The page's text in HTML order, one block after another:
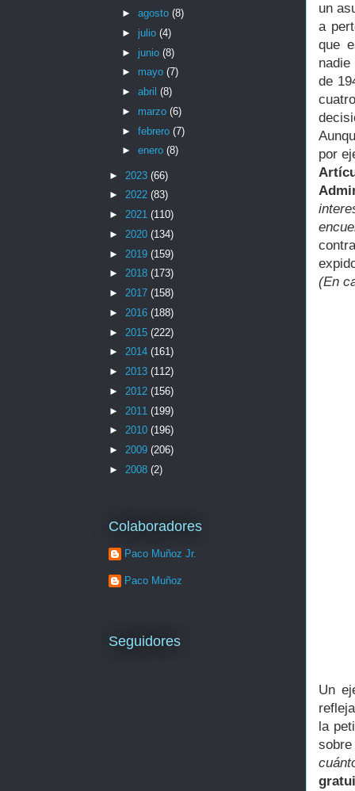
un
a
que
de
por
(En
Un
la
► agosto (8)
► julio (4)
► junio (8)
► mayo (7)
► abril (8)
► marzo (6)
► febrero (7)
► enero (8)
► 2023 (66)
► 2022 (83)
► 2021 (110)
► 2020 (134)
► 2019 (159)
► 2018 (173)
► 2017 (158)
► 2016 (188)
► 2015 (222)
► 2014 (161)
► 2013 (112)
► 2012 (156)
► 2011 (199)
► 2010 (196)
► 2009 (206)
► 2008 (2)
Colaboradores
Paco Muñoz Jr.
Paco Muñoz
Seguidores